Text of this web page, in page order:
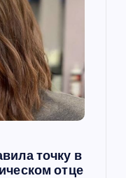
точку в
отце